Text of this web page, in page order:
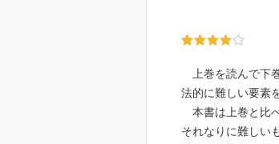
上巻を読んで下
法的に難しい要素
本書は上巻と比
それなりに難しい